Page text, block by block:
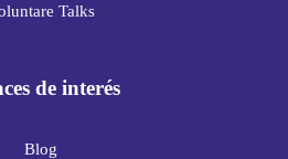
Talks
de interés
Blog